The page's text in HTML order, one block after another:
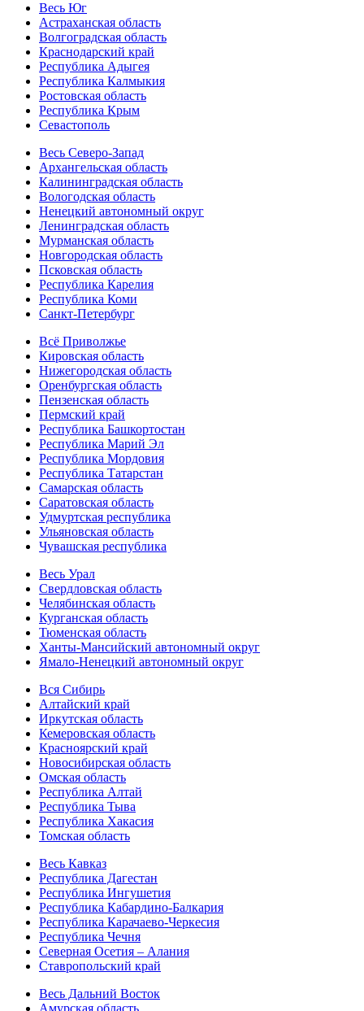
Весь Юг
Астраханская область
Волгоградская область
Краснодарский край
Республика Адыгея
Республика Калмыкия
Ростовская область
Республика Крым
Севастополь
Весь Северо-Запад
Архангельская область
Калининградская область
Вологодская область
Ненецкий автономный округ
Ленинградская область
Мурманская область
Новгородская область
Псковская область
Республика Карелия
Республика Коми
Санкт-Петербург
Всё Приволжье
Кировская область
Нижегородская область
Оренбургская область
Пензенская область
Пермский край
Республика Башкортостан
Республика Марий Эл
Республика Мордовия
Республика Татарстан
Самарская область
Саратовская область
Удмуртская республика
Ульяновская область
Чувашская республика
Весь Урал
Свердловская область
Челябинская область
Курганская область
Тюменская область
Ханты-Мансийский автономный округ
Ямало-Ненецкий автономный округ
Вся Сибирь
Алтайский край
Иркутская область
Кемеровская область
Красноярский край
Новосибирская область
Омская область
Республика Алтай
Республика Тыва
Республика Хакасия
Томская область
Весь Кавказ
Республика Дагестан
Республика Ингушетия
Республика Кабардино-Балкария
Республика Карачаево-Черкесия
Республика Чечня
Северная Осетия – Алания
Ставропольский край
Весь Дальний Восток
Амурская область